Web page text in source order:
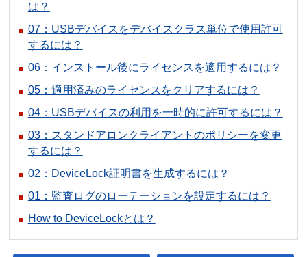
は？
07：USBデバイスをデバイスクラス単位で使用許可
するには？
06：インストール後にライセンスを適用するには？
05：適用済みのライセンスをクリアするには？
04：USBデバイスの利用を一時的に許可するには？
03：スタンドアロンクライアントのポリシーを変更
するには？
02：DeviceLock証明書を生成するには？
01：監査ログのローテーションを設定するには？
How to DeviceLockとは？